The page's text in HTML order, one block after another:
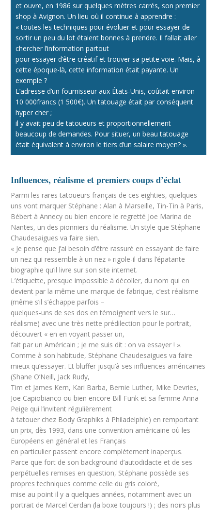
et ouvre, en 1986 sur quelques mètres carrés, son premier
shop à Avignon. Un lieu où il continue à apprendre :
« toutes les techniques pour évoluer et pour essayer de
sortir un peu du lot étaient bonnes à prendre. Il fallait aller
chercher l’information partout
pour essayer d’être créatif et trouver sa petite voie. Mais, à
cette époque-là, cette information était payante. Un
exemple ?
L’adresse d’un fournisseur aux États-Unis, coûtait environ
10 000francs (1 500€). Un tatouage était par conséquent
hyper cher ;
il y avait peu de tatoueurs et proportionnellement
beaucoup de demandes. Pour situer, un beau tatouage
était équivalent à environ le tiers d’un salaire moyen? ».
Influences, réalisme et premiers coups d’éclat
Parmi les rares tatoueurs français de ces eighties, quelques-
uns vont marquer Stéphane : Alan à Marseille, Tin-Tin à Paris,
Bébert à Annecy ou bien encore le regretté Joe Marina de
Nantes, un des pionniers du réalisme. Un style que Stéphane
Chaudesaigues va faire sien.
« Je pense que j’ai besoin d’être rassuré en essayant de faire
un nez qui ressemble à un nez » rigole-il dans l’épatante
biographie qu’il livre sur son site internet.
L’étiquette, presque impossible à décoller, du nom qui en
devient par la même une marque de fabrique, c’est réalisme
(même s’il s’échappe parfois –
quelques-uns de ses dos en témoignent vers le sur…
réalisme) avec une très nette prédilection pour le portrait,
découvert « en en voyant passer un,
fait par un Américain ; je me suis dit : on va essayer ! ».
Comme à son habitude, Stéphane Chaudesaigues va faire
mieux qu’essayer. Et bluffer jusqu’à ses influences américaines
(Shane O’Neill, Jack Rudy,
Tim et James Kern, Kari Barba, Bernie Luther, Mike Devries,
Joe Capiobianco ou bien encore Bill Funk et sa femme Anna
Peige qui l’invitent régulièrement
à tatouer chez Body Graphiks à Philadelphie) en remportant
un prix, dès 1993, dans une convention américaine où les
Européens en général et les Français
en particulier passent encore complètement inaperçus.
Parce que fort de son background d’autodidacte et de ses
perpétuelles remises en question, Stéphane possède ses
propres techniques comme celle du gris coloré,
mise au point il y a quelques années, notamment avec un
portrait de Marcel Cerdan (la boxe toujours !) ; des noirs plus